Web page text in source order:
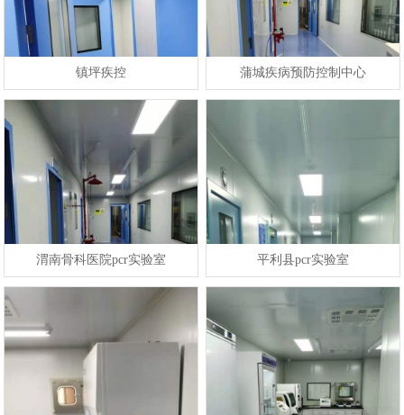
镇坪疾控 蒲城疾病预防控制中心
渭南骨科医院pcr实验室 平利县pcr实验室